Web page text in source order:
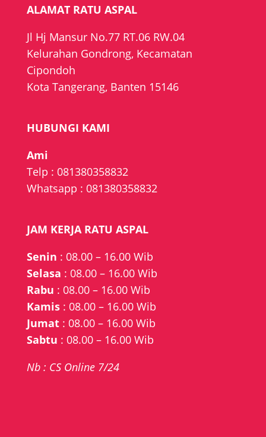
ALAMAT RATU ASPAL
Jl Hj Mansur No.77 RT.06 RW.04
Kelurahan Gondrong, Kecamatan
Cipondoh
Kota Tangerang, Banten 15146
HUBUNGI KAMI
Ami
Telp : 081380358832
Whatsapp : 081380358832
JAM KERJA RATU ASPAL
Senin : 08.00 – 16.00 Wib
Selasa : 08.00 – 16.00 Wib
Rabu : 08.00 – 16.00 Wib
Kamis : 08.00 – 16.00 Wib
Jumat : 08.00 – 16.00 Wib
Sabtu : 08.00 – 16.00 Wib
Nb : CS Online 7/24